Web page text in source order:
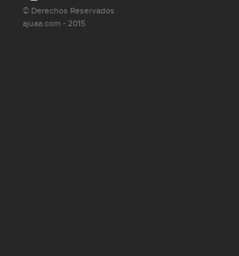
© Derechos Reservados
ajuaa.com - 2015